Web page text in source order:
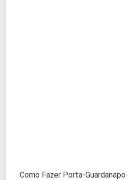
Como Fazer Porta-